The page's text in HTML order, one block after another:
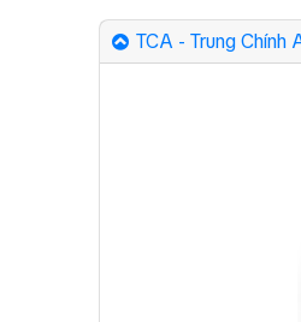
TCA - Trung Chính